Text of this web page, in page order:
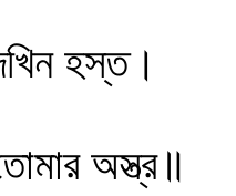
হস্ত।
অস্ত্র॥